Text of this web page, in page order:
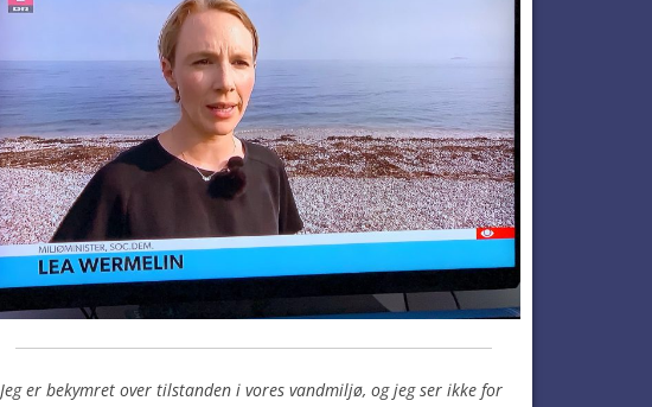
er bekymret over tilstanden i vores vandmiljø, og jeg ser ikke for